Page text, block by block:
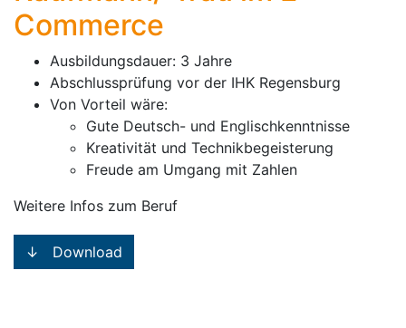
Commerce
Ausbildungsdauer: 3 Jahre
Abschlussprüfung vor der IHK Regensburg
Von Vorteil wäre:
Gute Deutsch- und Englischkenntnisse
Kreativität und Technikbegeisterung
Freude am Umgang mit Zahlen
Weitere Infos zum Beruf
↓ Download